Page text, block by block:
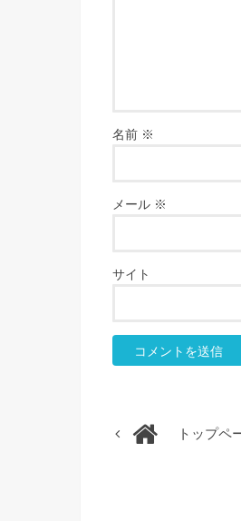
名前 ※
メール ※
サイト
トップペ